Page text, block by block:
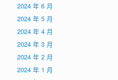
2024 年 6 月
2024 年 5 月
2024 年 4 月
2024 年 3 月
2024 年 2 月
2024 年 1 月